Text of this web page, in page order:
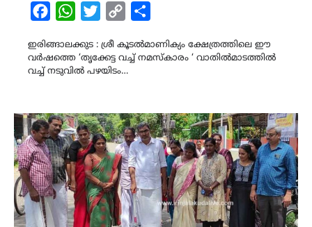
FacebookWhatsAppTwitterCopy
ഇരിങ്ങാലക്കുട : ശ്രീ കൂടൽമാണിക്യം ക്ഷേത്രത്തിലെ ഈ
വർഷത്തെ ‘തൃക്കേട്ട വച്ച് നമസ്കാരം ‘ വാതിൽമാടത്തിൽ
വച്ച് നടുവിൽ പഴയിടം…